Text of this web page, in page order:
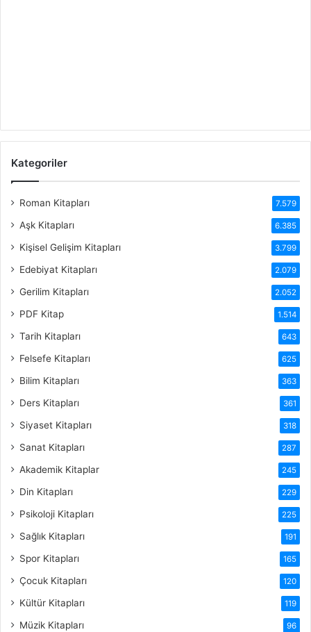
Kategoriler
Roman Kitapları 7.579
Aşk Kitapları 6.385
Kişisel Gelişim Kitapları 3.799
Edebiyat Kitapları 2.079
Gerilim Kitapları 2.052
PDF Kitap 1.514
Tarih Kitapları 643
Felsefe Kitapları 625
Bilim Kitapları 363
Ders Kitapları 361
Siyaset Kitapları 318
Sanat Kitapları 287
Akademik Kitaplar 245
Din Kitapları 229
Psikoloji Kitapları 225
Sağlık Kitapları 191
Spor Kitapları 165
Çocuk Kitapları 120
Kültür Kitapları 119
Müzik Kitapları 96